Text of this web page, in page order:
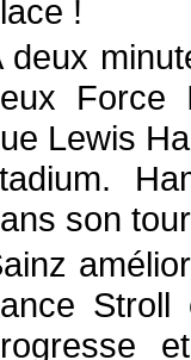
!
deux
Force
Lewis
son
Stroll